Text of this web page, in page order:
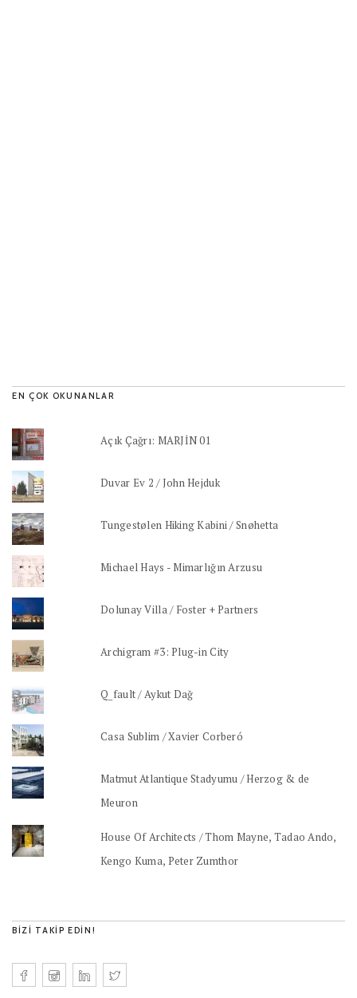
EN ÇOK OKUNANLAR
Açık Çağrı: MARJİN 01
Duvar Ev 2 / John Hejduk
Tungestølen Hiking Kabini / Snøhetta
Michael Hays - Mimarlığın Arzusu
Dolunay Villa / Foster + Partners
Archigram #3: Plug-in City
Q_fault / Aykut Dağ
Casa Sublim / Xavier Corberó
Matmut Atlantique Stadyumu / Herzog & de
Meuron
House Of Architects / Thom Mayne, Tadao Ando,
Kengo Kuma, Peter Zumthor
BIZI TAKIP EDIN!